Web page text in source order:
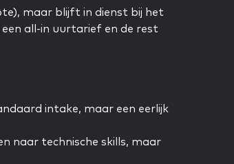
maar blijft in dienst bij het
all-in uurtarief en de rest
intake, maar een eerlijk
naar technische skills, maar